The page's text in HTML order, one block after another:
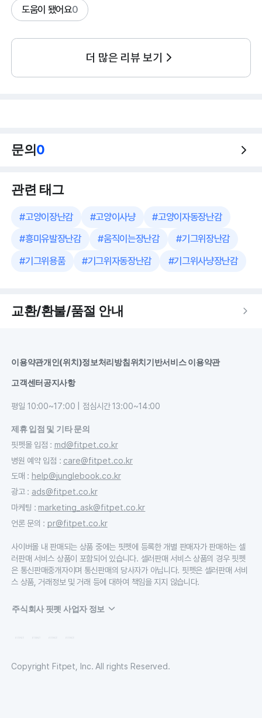
도움이 됐어요0
더 많은 리뷰 보기
문의0
관련 태그
#고양이장난감 #고양이사냥 #고양이자동장난감
#흥미유발장난감 #움직이는장난감 #기그위장난감
#기그위용품 #기그위자동장난감 #기그위사냥장난감
교환/환불/품절 안내
이용약관개인(위치)정보처리방침위치기반서비스 이용약관
고객센터공지사항
평일 10:00~17:00 | 점심시간 13:00~14:00
제휴 입점 및 기타 문의
핏펫몰 입점 : md@fitpet.co.kr
병원 예약 입점 : care@fitpet.co.kr
도매 : help@junglebook.co.kr
광고: ads@fitpet.co.kr
마케팅 : marketing_ask@fitpet.co.kr
언론 문의 : pr@fitpet.co.kr
사이버몰 내 판매되는 상품 중에는 핏펫에 등록한 개별 판매자가 판매하는 셀
러판매 서비스 상품이 포함되어 있습니다. 셀러판매 서비스 상품의 경우 핏펫
은 통신판매중개자이며 통신판매의 당사자가 아닙니다. 핏펫은 셀러판매 서비
스 상품, 거래정보 및 거래 등에 대하여 책임을 지지 않습니다.
주식회사 핏펫 사업자 정보
Copyright Fitpet, Inc. All rights Reserved.